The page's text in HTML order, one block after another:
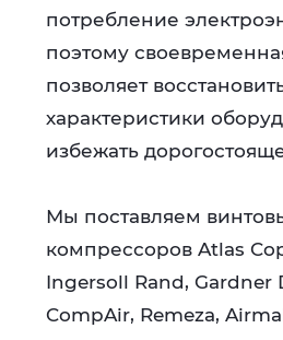
потребление
поэтому
позволяет
характеристики
избежать
Мы поставляем
компрессоров Atlas
Ingersoll Rand, Gardner
CompAir, Remeza,